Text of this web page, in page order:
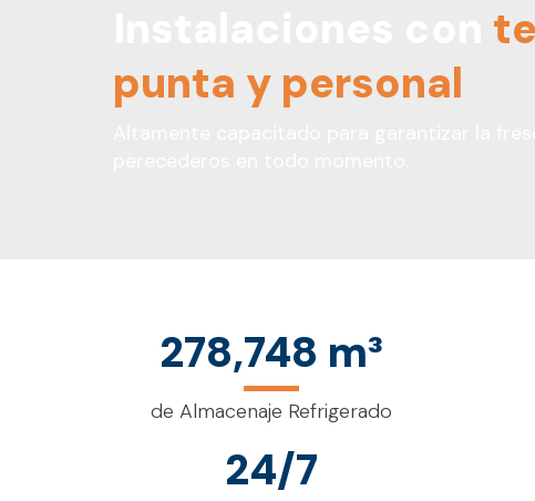
punta y personal
278,748 m³
de Almacenaje Refrigerado
24/7